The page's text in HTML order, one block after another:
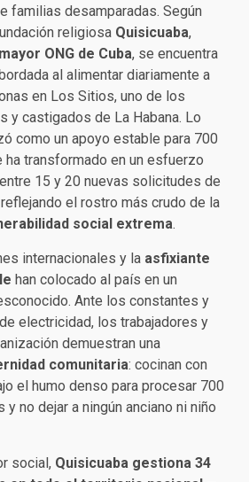
familias desamparadas. Según
religiosa Quisicuaba,
ONG de Cuba, se encuentra
al alimentar diariamente a
en Los Sitios, uno de los
y castigados de La Habana. Lo
como un apoyo estable para 700
transformado en un esfuerzo
15 y 20 nuevas solicitudes de
el rostro más crudo de la
social extrema.
internacionales y la asfixiante
han colocado al país en un
Ante los constantes y
electricidad, los trabajadores y
demuestran una
comunitaria: cocinan con
el humo denso para procesar 700
no dejar a ningún anciano ni niño
social, Quisicuaba gestiona 34